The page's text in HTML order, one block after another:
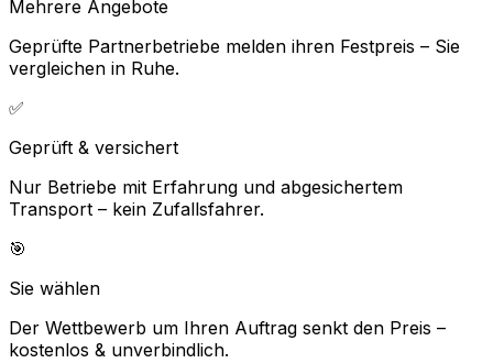
Mehrere Angebote
Geprüfte Partnerbetriebe melden ihren Festpreis – Sie
vergleichen in Ruhe.
✅
Geprüft & versichert
Nur Betriebe mit Erfahrung und abgesichertem
Transport – kein Zufallsfahrer.
🎯
Sie wählen
Der Wettbewerb um Ihren Auftrag senkt den Preis –
kostenlos & unverbindlich.